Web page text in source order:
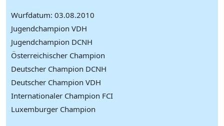
Wurfdatum: 03.08.2010
Jugendchampion VDH
Jugendchampion DCNH
Österreichischer Champion
Deutscher Champion DCNH
Deutscher Champion VDH
Internationaler Champion FCI
Luxemburger Champion